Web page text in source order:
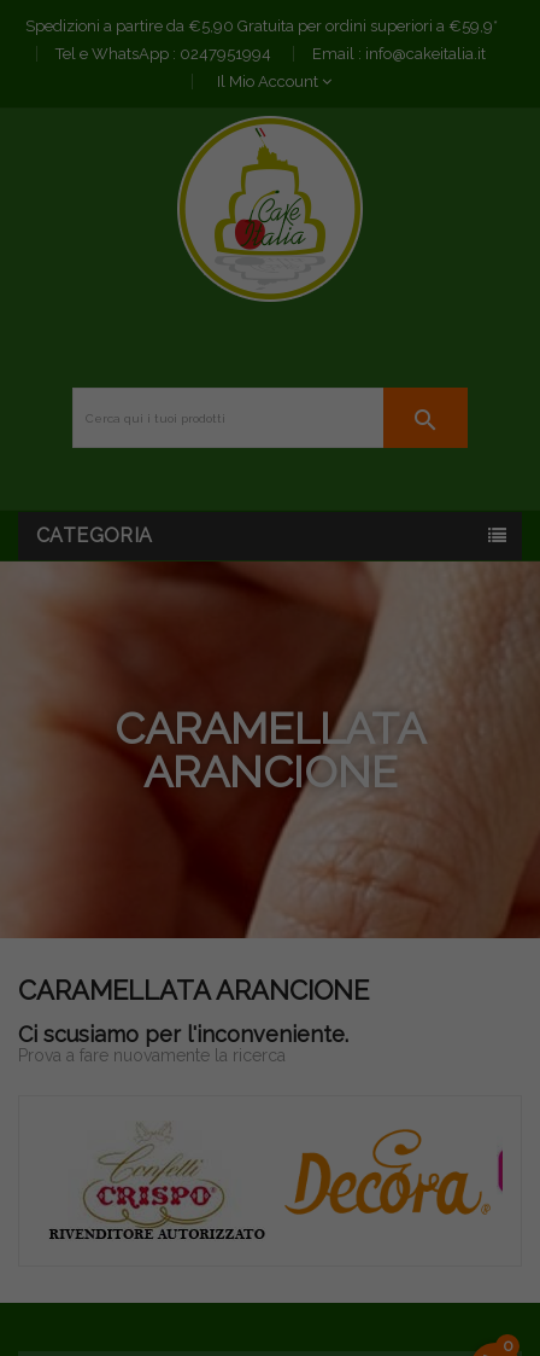
0
Spedizioni a partire da €5,90 Gratuita per ordini superiori a €59,9*
Tel e WhatsApp : 0247951994 Email : info@cakeitalia.it
Il Mio Account
search
CATEGORIA
CARAMELLATA
ARANCIONE
CARAMELLATA ARANCIONE
Ci scusiamo per l'inconveniente.
Prova a fare nuovamente la ricerca